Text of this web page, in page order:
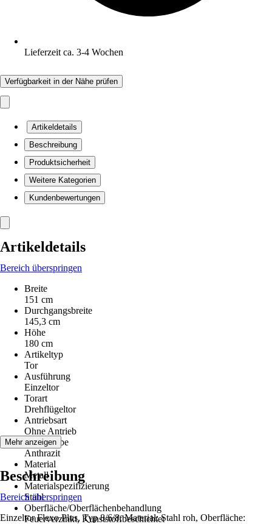
Lieferzeit ca. 3-4 Wochen
Verfügbarkeit in der Nähe prüfen
Artikeldetails
Beschreibung
Produktsicherheit
Weitere Kategorien
Kundenbewertungen
Artikeldetails
Bereich überspringen
Breite
151 cm
Durchgangsbreite
145,3 cm
Höhe
180 cm
Artikeltyp
Tor
Ausführung
Einzeltor
Torart
Drehflügeltor
Antriebsart
Ohne Antrieb
Grundfarbe
Anthrazit
Material
Metall
Materialspezifizierung
Stahl
Oberfläche/Oberflächenbehandlung
Feuerverzinkt, Kunststoffbeschichtet
Mehr anzeigen
Beschreibung
Bereich überspringen
Einzeltor Flexo Plus, Typ 8/6/8, Material: Stahl roh, Oberfläche: